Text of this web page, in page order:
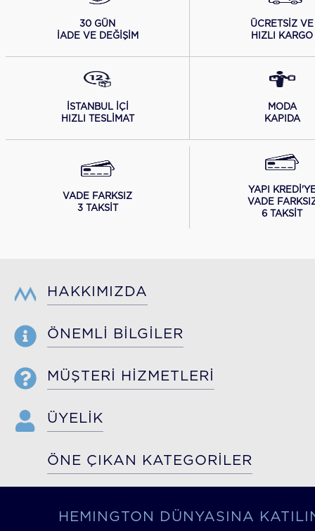
30 GÜN
İADE VE DEĞİŞİM
ÜCRETSİZ VE
HIZLI KARGO
İSTANBUL İÇİ
HIZLI TESLİMAT
MODA
KAPIDA
VADE FARKSIZ
3 TAKSİT
YAPI
VADE
6 TAKSİT
HAKKIMIZDA
ÖNEMLİ BİLGİLER
MÜŞTERİ HİZMETLERİ
ÜYELİK
ÖNE ÇIKAN KATEGORİLER
HEMINGTON DÜNYASINA